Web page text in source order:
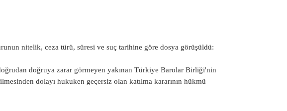
nitelik, ceza türü, süresi ve suç tarihine göre dosya görüşüldü:
doğruya zarar görmeyen yakınan Türkiye Barolar Birliği'nin
dolayı hukuken geçersiz olan katılma kararının hükmü